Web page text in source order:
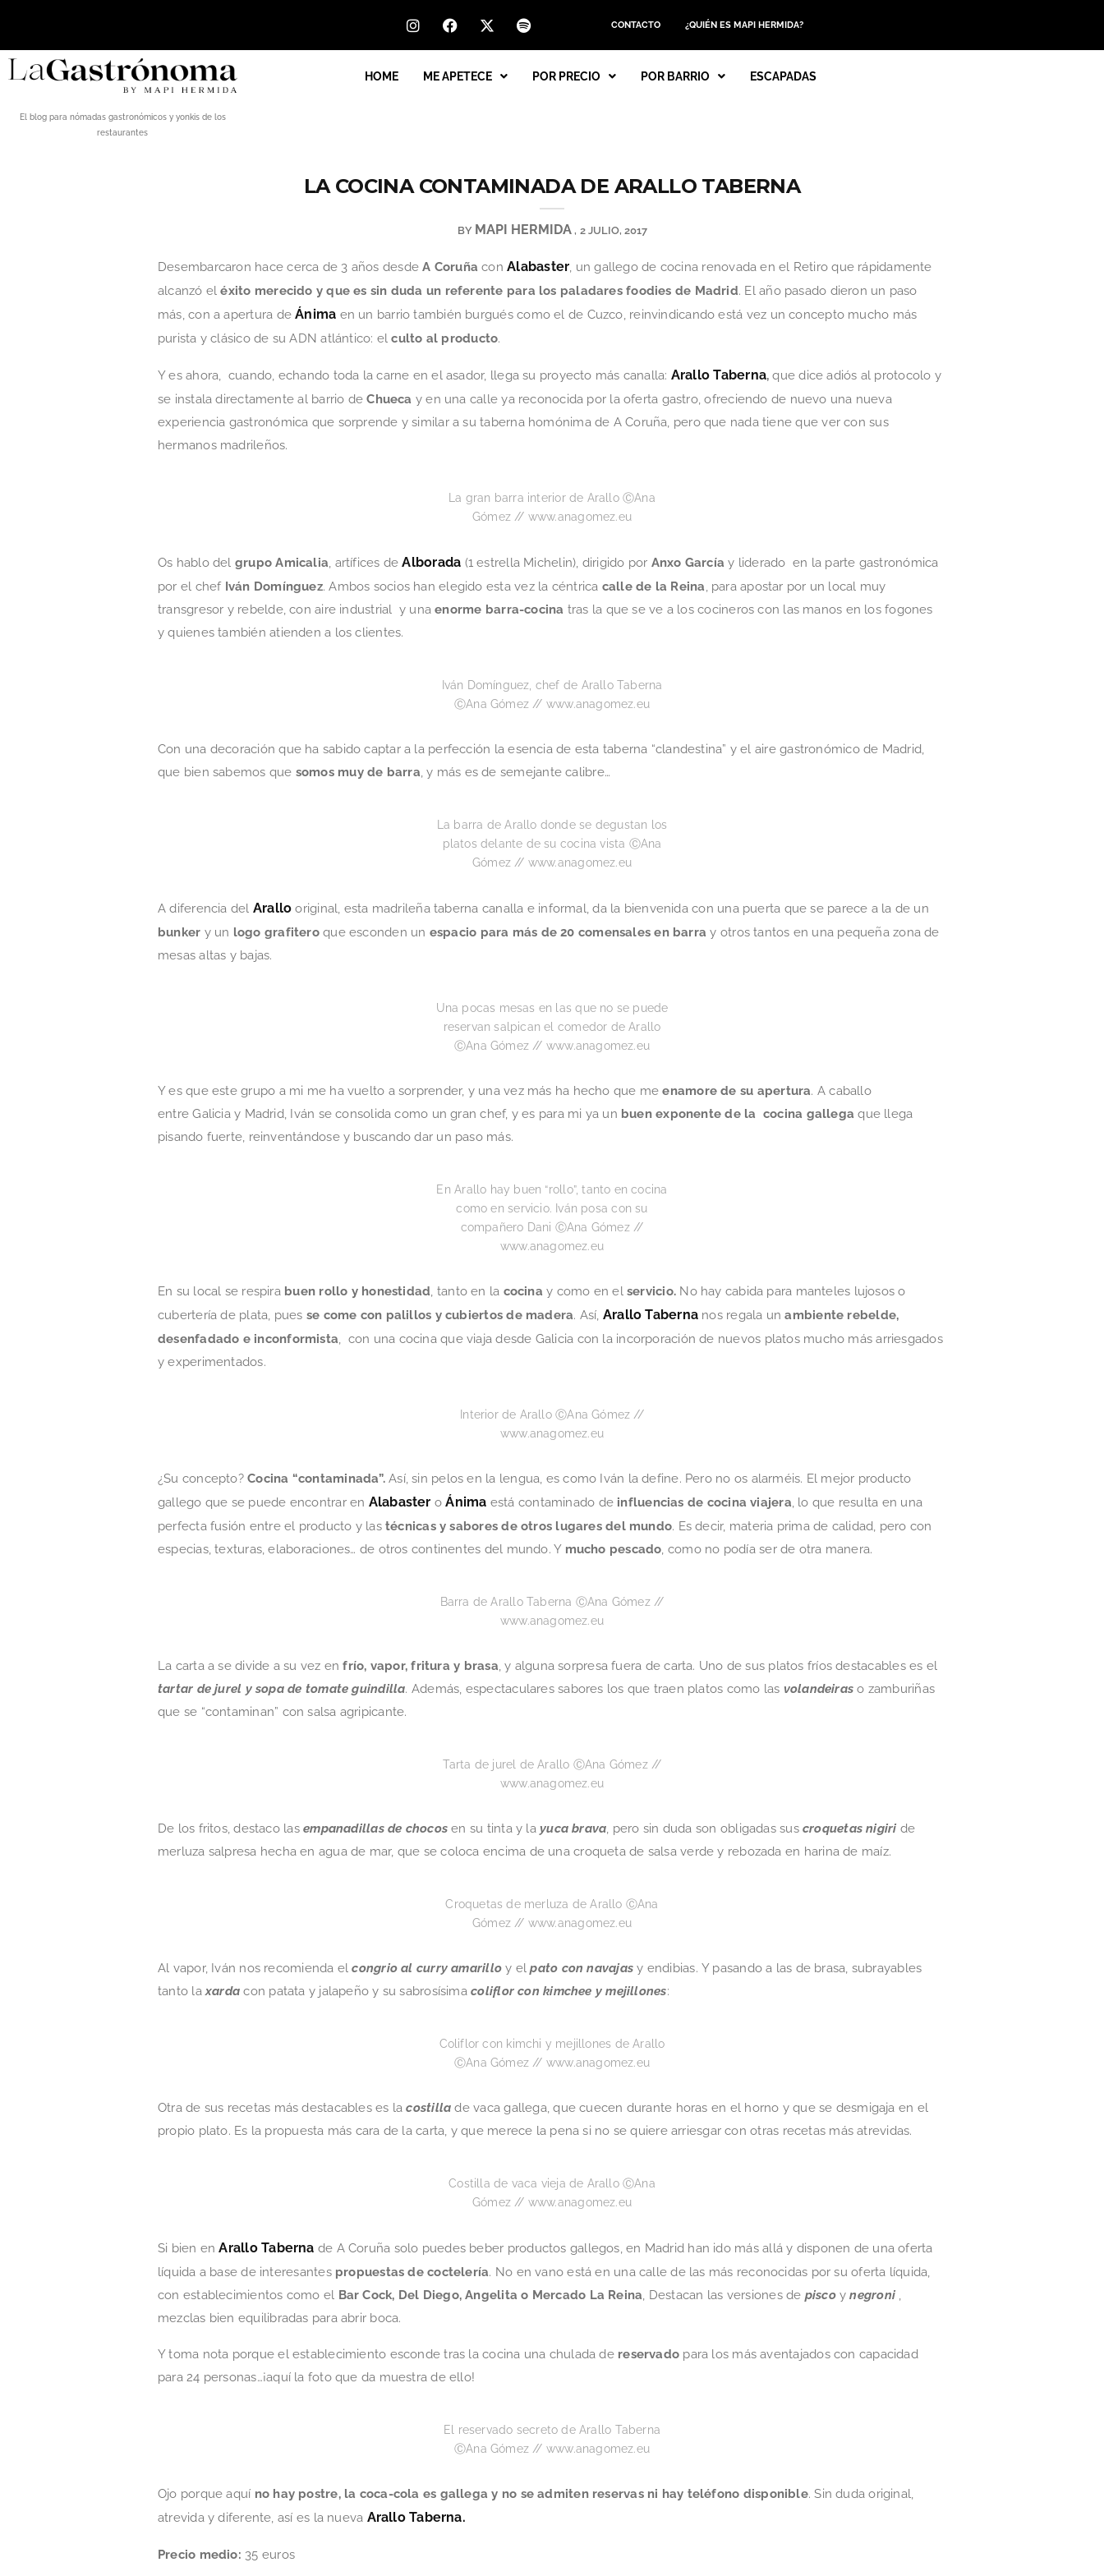
CONTACTO ¿QUIÉN ES MAPI HERMIDA?
El blog para nómadas gastronómicos y yonkis de los
restaurantes
HOME ME APETECE POR PRECIO POR BARRIO ESCAPADAS
LA COCINA CONTAMINADA DE ARALLO TABERNA
BY MAPI HERMIDA 2 JULIO, 2017
Desembarcaron hace cerca de 3 años desdeA Coruña conAlabaster, un gallego de cocina renovada en el Retiro que rápidamente
alcanzó eléxito merecido y que es sin duda un referente para los paladares foodies de Madrid. El año pasado dieron un paso
más, con a apertura deÁnima en un barrio también burgués como el de Cuzco, reinvindicando está vez un concepto mucho más
purista y clásico de su ADN atlántico: elculto al producto.
Y es ahora, cuando, echando toda la carne en el asador, llega su proyecto más canalla: Arallo Taberna, que dice adiós al protocolo y
se instala directamente al barrio deChueca y en una calle ya reconocida por la oferta gastro, ofreciendo de nuevo una nueva
experiencia gastronómica que sorprende y similar a su taberna homónima de A Coruña, pero que nada tiene que ver con sus
hermanos madrileños.
La gran barra interior de Arallo ⒸAna
Gómez // www.anagomez.eu
Os hablo del grupo Amicalia, artífices deAlborada (1 estrella Michelin), dirigido por Anxo García y liderado en la parte gastronómica
por el chef Iván Domínguez. Ambos socios han elegido esta vez la céntrica calle de la Reina, para apostar por un local muy
transgresor y rebelde, con aire industrial y unaenorme barra-cocina tras la que se ve a los cocineros con las manos en los fogones
y quienes también atienden a los clientes.
Iván Domínguez, chef de Arallo Taberna
ⒸAna Gómez // www.anagomez.eu
Con una decoración que ha sabido captar a la perfección la esencia de esta taberna “clandestina” y el aire gastronómico de Madrid,
que bien sabemos que somos muy de barra, y más es de semejante calibre…
La barra de Arallo donde se degustan los
platos delante de su cocina vista ⒸAna
Gómez // www.anagomez.eu
A diferencia del Arallooriginal, esta madrileña taberna canalla e informal, da la bienvenida con una puerta que se parece a la de un
bunker y un logo grafiteroque esconden un espacio para más de 20 comensales en barray otros tantos en una pequeña zona de
mesas altas y bajas.
Una pocas mesas en las que no se puede
reservan salpican el comedor de Arallo
ⒸAna Gómez // www.anagomez.eu
Y es que este grupo a mi me ha vuelto a sorprender, y una vez más ha hecho que meenamore de su apertura. A caballo
entre Galicia y Madrid, Iván se consolida como un gran chef, y es para mi ya un buen exponente de la cocina gallega que llega
pisando fuerte, reinventándose y buscando dar un paso más.
En Arallo hay buen “rollo”, tanto en cocina
como en servicio. Iván posa con su
compañero Dani ⒸAna Gómez //
www.anagomez.eu
En su local se respira buen rollo y honestidad, tanto en la cocinay como en elservicio. No hay cabida para manteles lujosos o
cubertería de plata, pues se come con palillos y cubiertos de madera. Así, Arallo Taberna nos regala unambiente rebelde,
desenfadado e inconformista, con una cocina que viaja desde Galicia con la incorporación de nuevos platos mucho más arriesgados
y experimentados.
Interior de Arallo ⒸAna Gómez //
www.anagomez.eu
¿Su concepto?Cocina “contaminada”.Así, sin pelos en la lengua, es como Iván la define. Pero no os alarméis. El mejor producto
gallego que se puede encontrar en Alabaster o Ánima está contaminado de influencias de cocina viajera, lo que resulta en una
perfecta fusión entre el producto y lastécnicas y sabores de otros lugares del mundo. Es decir, materia prima de calidad, pero con
especias, texturas, elaboraciones… de otros continentes del mundo. Y mucho pescado, como no podía ser de otra manera.
Barra de Arallo Taberna ⒸAna Gómez //
www.anagomez.eu
La carta a se divide a su vez enfrío, vapor, fritura y brasa, y alguna sorpresa fuera de carta. Uno de sus platos fríos destacables es el
tartar de jurel y sopa de tomate guindilla. Además, espectaculares sabores los que traen platos como las volandeiras o zamburiñas
que se “contaminan” con salsa agripicante.
Tarta de jurel de Arallo ⒸAna Gómez //
www.anagomez.eu
De los fritos, destaco lasempanadillas de chocos en su tinta y layuca brava, pero sin duda son obligadas sus croquetas nigiri de
merluza salpresa hecha en agua de mar, que se coloca encima de una croqueta de salsa verde y rebozada en harina de maíz.
Croquetas de merluza de Arallo ⒸAna
Gómez // www.anagomez.eu
Al vapor, Iván nos recomienda elcongrio al curry amarillo y elpato con navajas y endibias. Y pasando a las de brasa, subrayables
tanto laxarda con patata y jalapeño y su sabrosísimacoliflor con kimchee y mejillones:
Coliflor con kimchi y mejillones de Arallo
ⒸAna Gómez // www.anagomez.eu
Otra de sus recetas más destacables es lacostilla de vaca gallega, que cuecen durante horas en el horno y que se desmigaja en el
propio plato. Es la propuesta más cara de la carta, y que merece la pena si no se quiere arriesgar con otras recetas más atrevidas.
Costilla de vaca vieja de Arallo ⒸAna
Gómez // www.anagomez.eu
Si bien enArallo Taberna de A Coruña solo puedes beber productos gallegos, en Madrid han ido más allá y disponen de una oferta
líquida a base de interesantes propuestas de coctelería. No en vano está en una calle de las más reconocidas por su oferta líquida,
con establecimientos como el Bar Cock, Del Diego, Angelita o Mercado La Reina, Destacan las versiones de piscoynegroni ,
mezclas bien equilibradas para abrir boca.
Y toma nota porque el establecimiento esconde tras la cocina una chulada dereservado para los más aventajados con capacidad
para 24 personas…¡aquí la foto que da muestra de ello!
El reservado secreto de Arallo Taberna
ⒸAna Gómez // www.anagomez.eu
Ojo porque aquí no hay postre, la coca-cola es gallega y no se admiten reservas ni hay teléfono disponible. Sin duda original,
atrevida y diferente, así es la nueva Arallo Taberna.
Precio medio: 35 euros